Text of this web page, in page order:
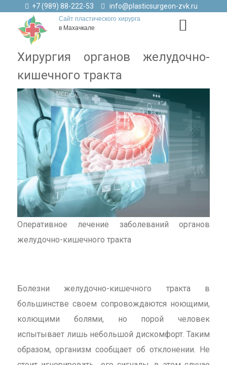
+7 (989) 88-222-53 info@plasticsurgeon-zvk.ru
Сайт пластического хирурга
в Махачкале
Хирургия органов желудочно-
кишечного тракта
Оперативное лечение заболеваний органов
желудочно-кишечного тракта
Болезни желудочно-кишечного тракта в
большинстве своем сопровождаются ноющими,
колющими болями, но порой человек
испытывает лишь небольшой дискомфорт. Таким
образом, организм сообщает об отклонении. Не